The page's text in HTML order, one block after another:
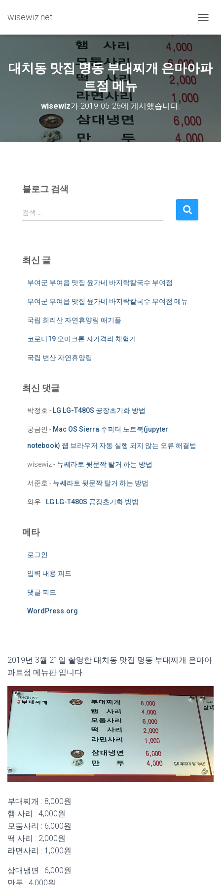
wisewiz.net
대치동 맛집 명동 부대찌개 은마아파
트점 메뉴
wisewiz가 2019-05-26에 게시했습니다.
블로그 검색
검
색
검색 …
최신 글
부여군 부여읍 맛집 윤가네 바지락칼국수 부여점
부여군 부여읍 맛집 윤가네 바지락칼국수 부여점 메뉴
국립 희리산 자연휴양림 애기풀
코로나19 오미크론 자가격리 체험기
국립 변산 자연휴양림
최신 댓글
박정호 - LG LG-T480S 공장초기화 방법
궁금인 - Mac OS Sierra 주피터 노트북(jupyter
notebook) 웹 브라우저 자동 실행 되지 않는 오류 해결법
wisewiz- 뉴쎄라토 뒷문짝 탈거 하는 방법
서준호 - 뉴쎄라토 뒷문짝 탈거 하는 방법
와우 - LG LG-T480S 공장초기화 방법
메타
로그인
입력 내용 피드
댓글 피드
WordPress.org
‎2019‎년 ‎3‎월 ‎21‎일 촬영한 대치동 맛집 명동 부대찌개 은마아
파트점 메뉴판 입니다.
부대찌개 : 8,000원
햄 사리 : 4,000원
모둠사리 : 6,000원
떡 사리 : 2,000원
라면사리 : 1,000원
삼대냉면 : 6,000원
만두 : 4,000원